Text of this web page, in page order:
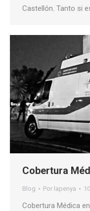
Castellón. Tanto si
Cobertura
Blog Por lapenya
Cobertura Médica